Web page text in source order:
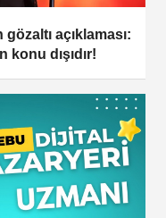
açıklaması:
konu dışıdır!